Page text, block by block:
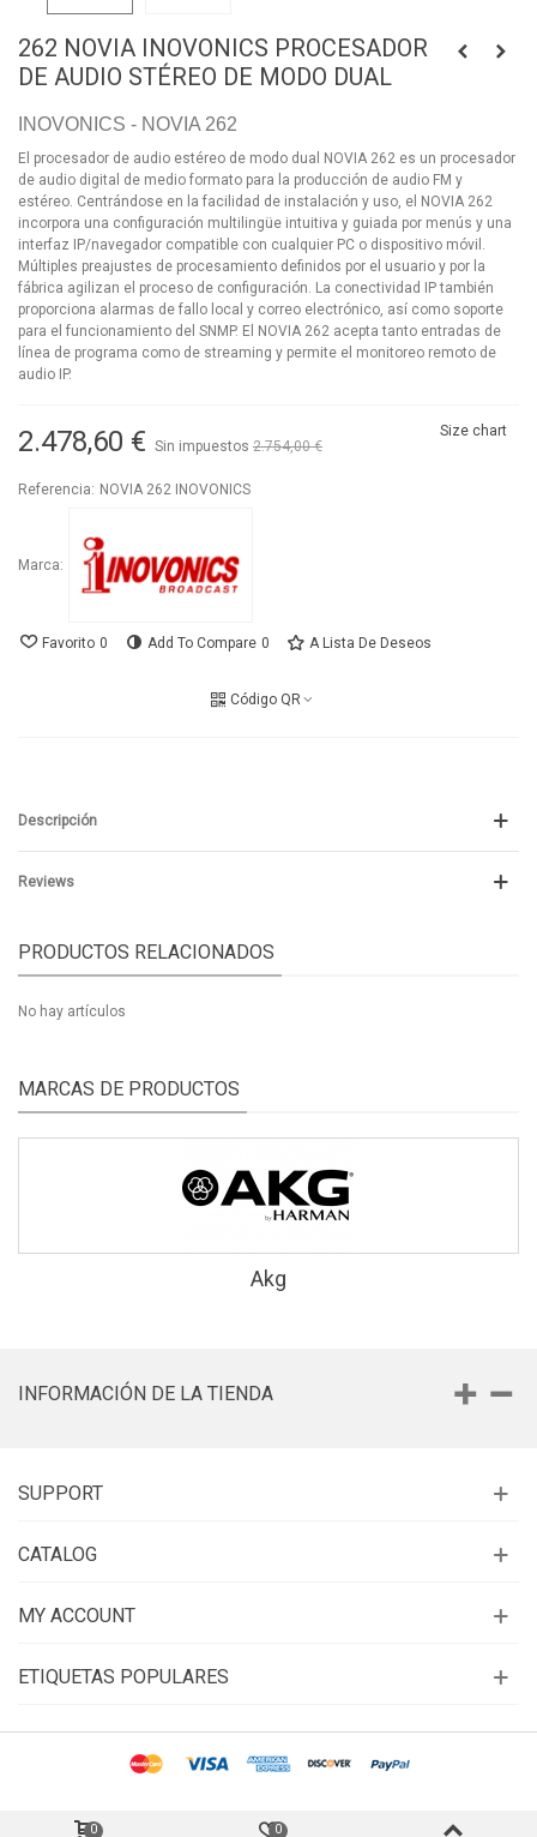
262 NOVIA INOVONICS PROCESADOR
DE AUDIO STÉREO DE MODO DUAL
INOVONICS - NOVIA 262
El procesador de audio estéreo de modo dual NOVIA 262 es un procesador
de audio digital de medio formato para la producción de audio FM y
estéreo. Centrándose en la facilidad de instalación y uso, el NOVIA 262
incorpora una configuración multilingüe intuitiva y guiada por menús y una
interfaz IP/navegador compatible con cualquier PC o dispositivo móvil.
Múltiples preajustes de procesamiento definidos por el usuario y por la
fábrica agilizan el proceso de configuración. La conectividad IP también
proporciona alarmas de fallo local y correo electrónico, así como soporte
para el funcionamiento del SNMP. El NOVIA 262 acepta tanto entradas de
línea de programa como de streaming y permite el monitoreo remoto de
audio IP.
2.478,60 € Sin impuestos 2.754,00 €
Size chart
Referencia: NOVIA 262 INOVONICS
Marca:
Favorito 0 Add To Compare 0 A Lista De Deseos
Código QR
Descripción
Reviews
PRODUCTOS RELACIONADOS
No hay artículos
MARCAS DE PRODUCTOS
Akg
INFORMACIÓN DE LA TIENDA
SUPPORT
CATALOG
MY ACCOUNT
ETIQUETAS POPULARES
0 0